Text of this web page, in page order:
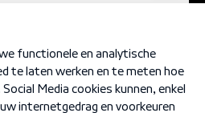
Privacybeleid